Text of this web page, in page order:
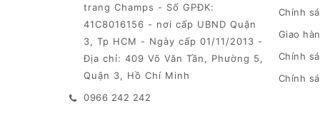
trang Champs - Số GPĐK:
41C8016156 - nơi cấp UBND Quận
3, Tp HCM - Ngày cấp 01/11/2013 -
Địa chỉ: 409 Võ Văn Tần, Phường 5,
Quận 3, Hồ Chí Minh
0966 242 242
Chính
Giao
Chính
Chính